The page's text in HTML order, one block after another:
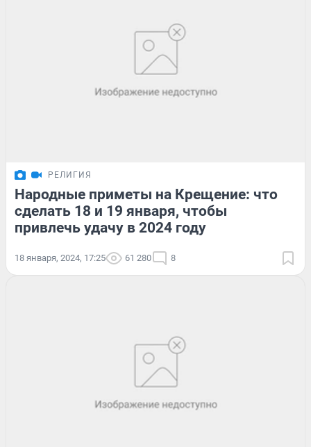
РЕЛИГИЯ
Народные приметы на Крещение: что
сделать 18 и 19 января, чтобы
привлечь удачу в 2024 году
18 января, 2024, 17:25 61 280 8